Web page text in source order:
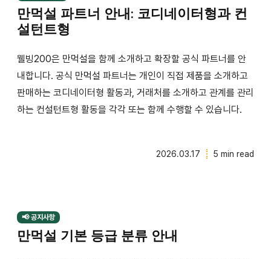
만먹설 파트너 안내: 코디네이터형과 컨
설턴트형
웰빙200은 만먹설을 함께 소개하고 확장할 공식 파트너를 안
내합니다. 공식 만먹설 파트너는 개인이 직접 제품을 소개하고
판매하는 코디네이터형 활동과, 거래처를 소개하고 관계를 관리
하는 컨설턴트형 활동을 각각 또는 함께 수행할 수 있습니다.
2026.03.17 5 min read
📢 공지사항
만먹설 기본 등급 분류 안내